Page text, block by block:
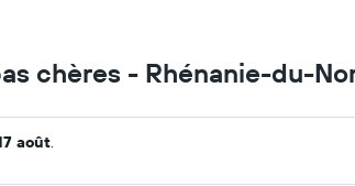
chères - Rhénanie-du-
août.